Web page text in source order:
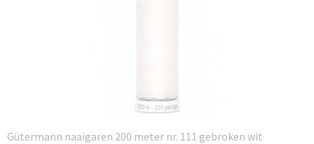
Gütermann naaigaren 200 meter nr. 111 gebroken wit